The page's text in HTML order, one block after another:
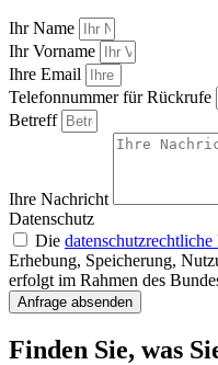
Ihr Name
Ihr Vorname
Ihre Email
Telefonnummer für Rückrufe
Betreff
Ihre Nachricht
Datenschutz
Die
Erhebung, Speicherung,
erfolgt im Rahmen des
Anfrage absenden
Finden Sie, was